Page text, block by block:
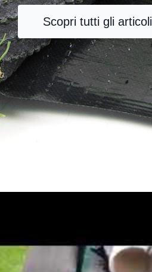
Scopri tutti gli articoli